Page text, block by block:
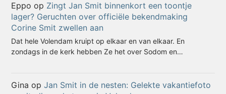
Eppo op Zingt Jan Smit binnenkort een toontje
lager? Geruchten over officiële bekendmaking
Corine Smit zwellen aan
Dat hele Volendam kruipt op elkaar en van elkaar. En
zondags in de kerk hebben Ze het over Sodom en…
Gina opJan Smit in de nesten: Gelekte vakantiefoto